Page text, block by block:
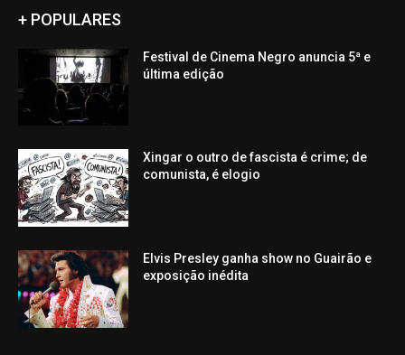
+ POPULARES
Festival de Cinema Negro anuncia 5ª e
última edição
Xingar o outro de fascista é crime; de
comunista, é elogio
Elvis Presley ganha show no Guairão e
exposição inédita